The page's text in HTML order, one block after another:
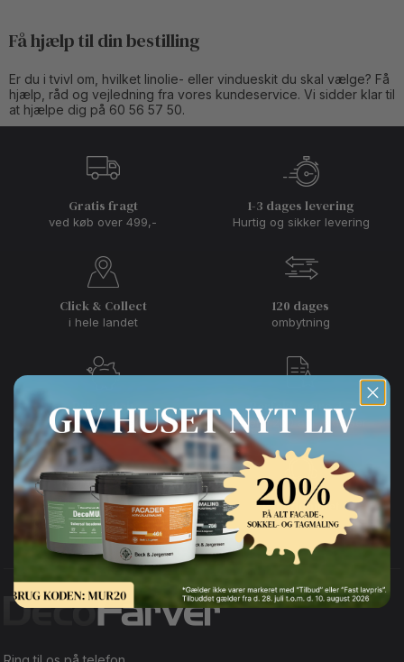
Få hjælp til din bestilling
Er du i tvivl om, hvilket linolie- eller vindueskit du skal vælge? Få
hjælp, råd og vejledning fra vores kundeservice. Vi sidder klar til
at hjælpe dig på 60 56 57 50.
Gratis fragt
ved køb over 499,-
1-3 dages levering
Hurtig og sikker levering
Click & Collect
i hele landet
120 dages
ombytning
Prismatch
på alle varer
Perfekt score 4,7
over 7.200 anmeldelser
Vi er e-mærket
garanti for sikker handel
Faguddannet
kundeservice
Button Text